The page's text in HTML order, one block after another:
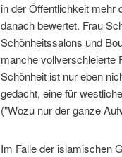
in der Öffentlichkeit mehr
danach bewertet. Frau
Schönheitssalons und
manche vollverschleierte
Schönheit ist nur eben
gedacht, eine für
("Wozu nur der ganze
Im Falle der islamischen